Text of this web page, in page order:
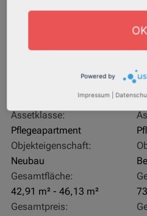
Assetklasse:
Pflegeapartment
Objekteigenschaft:
Neubau
Gesamtfläche:
42,91 m² - 46,13 m²
Gesamtpreis:
OK
Powered by
Impressum